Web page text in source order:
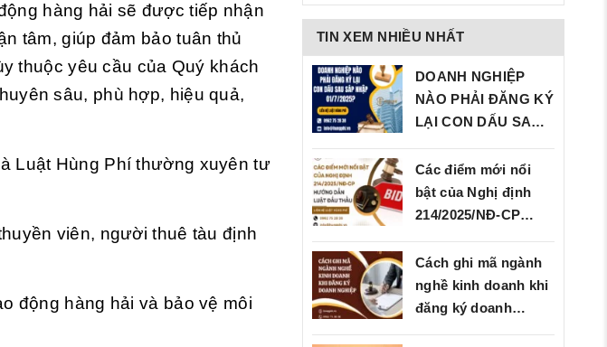
hàng hải sẽ được tiếp nhận
tâm, giúp đảm bảo tuân thủ
thuộc yêu cầu của Quý khách
sâu, phù hợp, hiệu quả,
Luật Hùng Phí thường xuyên tư
viên, người thuê tàu định
động hàng hải và bảo vệ môi
TIN XEM NHIỀU NHẤT
DOANH NGHIỆP
NÀO PHẢI ĐĂNG KÝ
LẠI CON DẤU SAU
Các điểm mới nổi
bật của Nghị định
214/2025/NĐ‑CP…
Cách ghi mã ngành
nghề kinh doanh khi
đăng ký doanh